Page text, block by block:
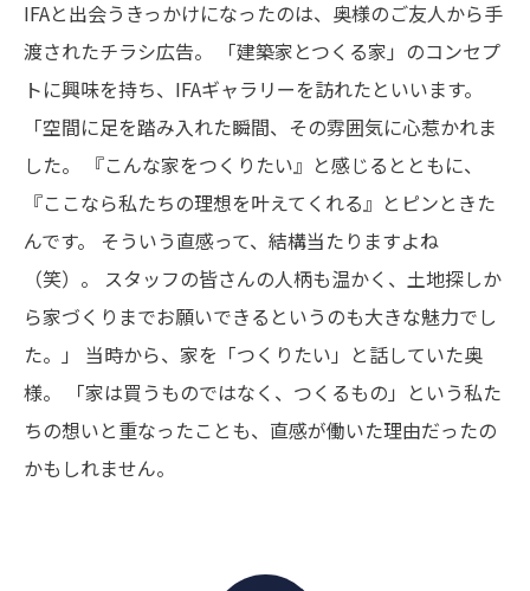
IFAと出会うきっかけになったのは、奥様のご友人から手
渡されたチラシ広告。
「建築家とつくる家」のコンセプ
トに興味を持ち、IFAギャラリーを訪れたといいます。
「空間に足を踏み入れた瞬間、その雰囲気に心惹かれま
した。
『こんな家をつくりたい』と感じるとともに、
『ここなら私たちの理想を叶えてくれる』とピンときた
んです。
そういう直感って、結構当たりますよね
（笑）。
スタッフの皆さんの人柄も温かく、土地探しか
ら家づくりまでお願いできるというのも大きな魅力でし
た。」
当時から、家を「つくりたい」と話していた奥
様。
「家は買うものではなく、つくるもの」という私た
ちの想いと重なったことも、直感が働いた理由だったの
かもしれません。